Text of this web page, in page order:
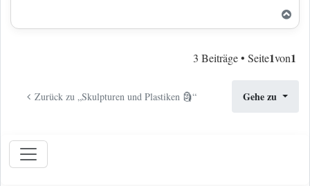
3 Beiträge • Seite1von1
Zurück zu „Skulpturen und Plastiken 🗿“ Gehe zu